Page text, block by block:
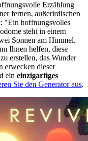
Erzählung
fernen, außerirdischen
"Ein hoffnungsvolles
steht in einem
Sonnen am Himmel.
Ihnen helfen, diese
erstellen, das Wunder
erwecken dieser
ein einzigartiges
Sie den Generator aus.